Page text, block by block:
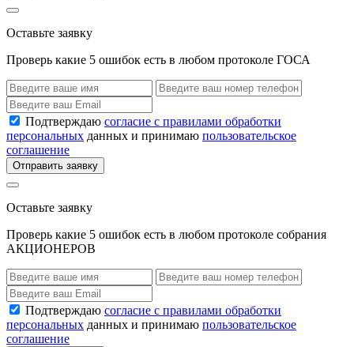
Оставьте заявку
Проверь какие 5 ошибок есть в любом протоколе ГОСА
Подтверждаю согласие с правилами обработки
персональных данных и принимаю пользовательское
соглашение
Отправить заявку
Оставьте заявку
Проверь какие 5 ошибок есть в любом протоколе собрания
АКЦИОНЕРОВ
Подтверждаю согласие с правилами обработки
персональных данных и принимаю пользовательское
соглашение